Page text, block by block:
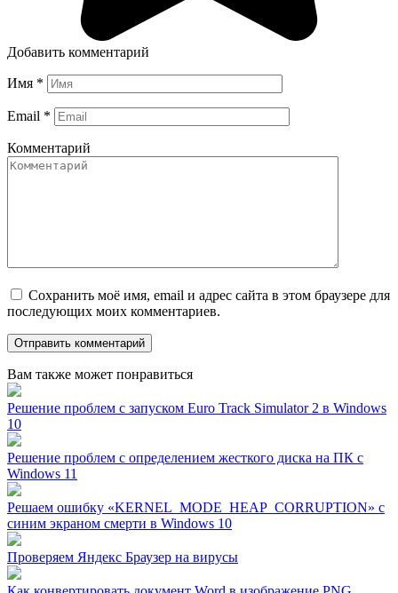
Добавить комментарий
Имя *
Email *
Комментарий
Сохранить моё имя, email и адрес сайта в этом браузере для
последующих моих комментариев.
Вам также может понравиться
Решение проблем с запуском Euro Track Simulator 2 в Windows
10
Решение проблем с определением жесткого диска на ПК с
Windows 11
Решаем ошибку «KERNEL_MODE_HEAP_CORRUPTION» с
синим экраном смерти в Windows 10
Проверяем Яндекс Браузер на вирусы